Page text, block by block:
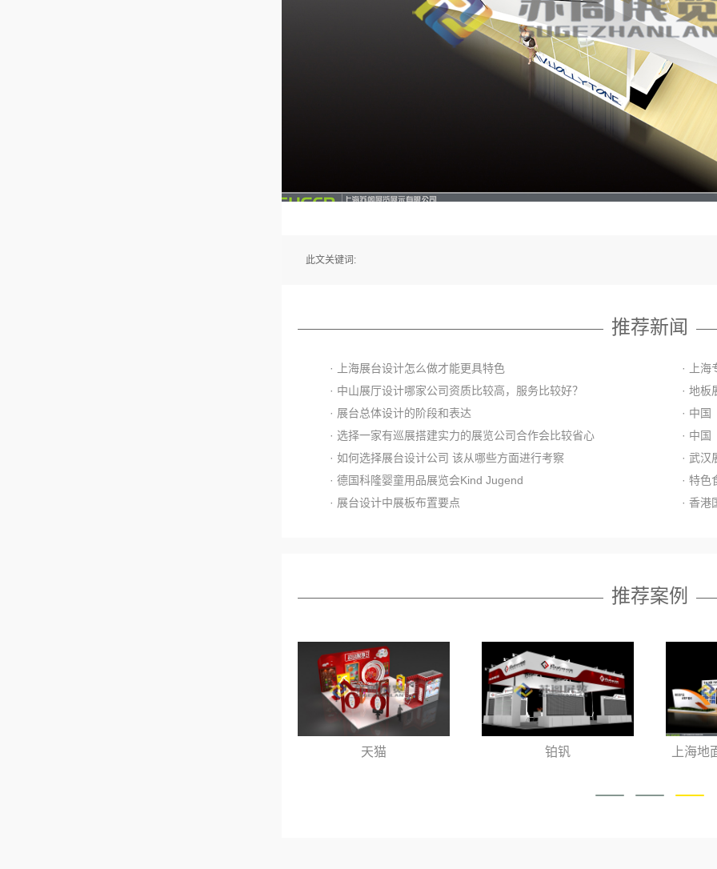
此文关键词:
推荐新闻
· 上海展台设计怎么做才能更具特色
· 上海
· 中山展厅设计哪家公司资质比较高，服务比较好？
· 地板
· 展台总体设计的阶段和表达
· 中国
· 选择一家有巡展搭建实力的展览公司合作会比较省心
· 中国
· 如何选择展台设计公司 该从哪些方面进行考察
· 武汉
· 德国科隆婴童用品展览会Kind Jugend
· 特色
· 展台设计中展板布置要点
· 香港
推荐案例
天猫 铂钒 上海